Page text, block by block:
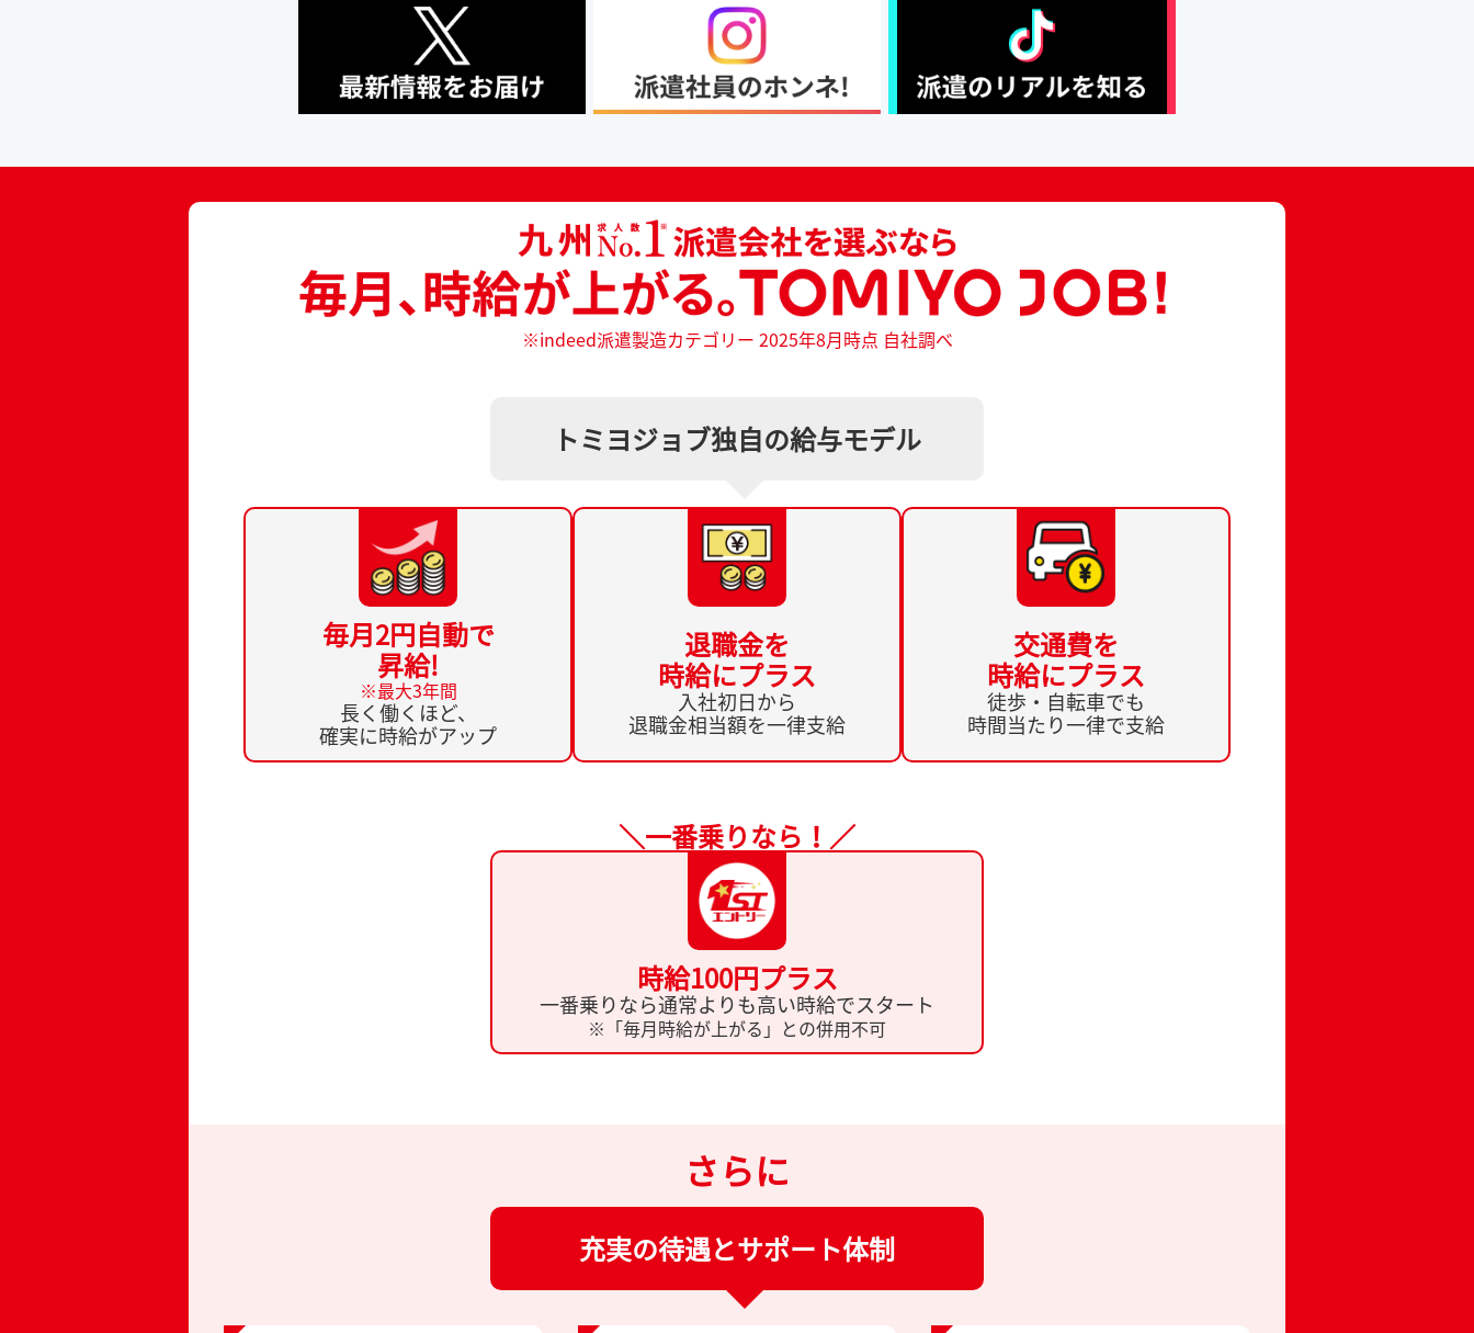
※indeed派遣製造カテゴリー 2025年8月時点 自社調べ
トミヨジョブ独自の給与モデル
毎月2円自動で
昇給!
※最大3年間
長く働くほど、
確実に時給がアップ
退職金を
時給にプラス
入社初日から
退職金相当額を一律支給
交通費を
時給にプラス
徒歩・自転車でも
時間当たり一律で支給
＼一番乗りなら！／
時給100円プラス
一番乗りなら通常よりも高い時給でスタート
※「毎月時給が上がる」との併用不可
さらに
充実の待遇とサポート体制